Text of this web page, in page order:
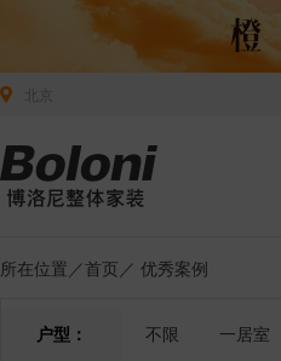
所在位置／首页 ／ 优秀案例
户型： 不限 一居室